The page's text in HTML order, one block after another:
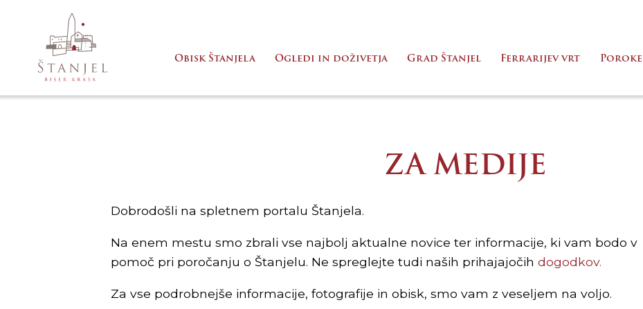
Obisk Štanjela Ogledi in doživetja Grad Štanjel Ferrarijev vrt Poroke
ZA MEDIJE
Dobrodošli na spletnem portalu Štanjela.
Na enem mestu smo zbrali vse najbolj aktualne novice ter informacije, ki vam bodo v
pomoč pri poročanju o Štanjelu. Ne spreglejte tudi naših prihajajočih dogodkov.
Za vse podrobnejše informacije, fotografije in obisk, smo vam z veseljem na voljo.